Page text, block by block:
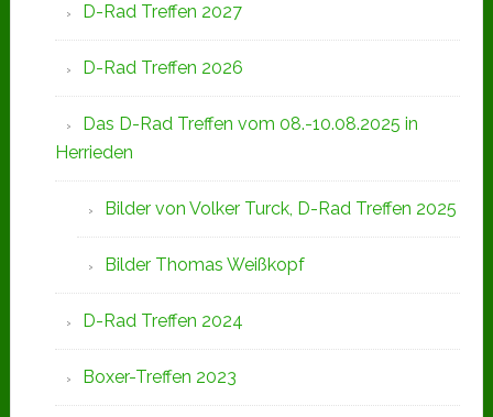
D-Rad Treffen 2027
D-Rad Treffen 2026
Das D-Rad Treffen vom 08.-10.08.2025 in
Herrieden
Bilder von Volker Turck, D-Rad Treffen 2025
Bilder Thomas Weißkopf
D-Rad Treffen 2024
Boxer-Treffen 2023